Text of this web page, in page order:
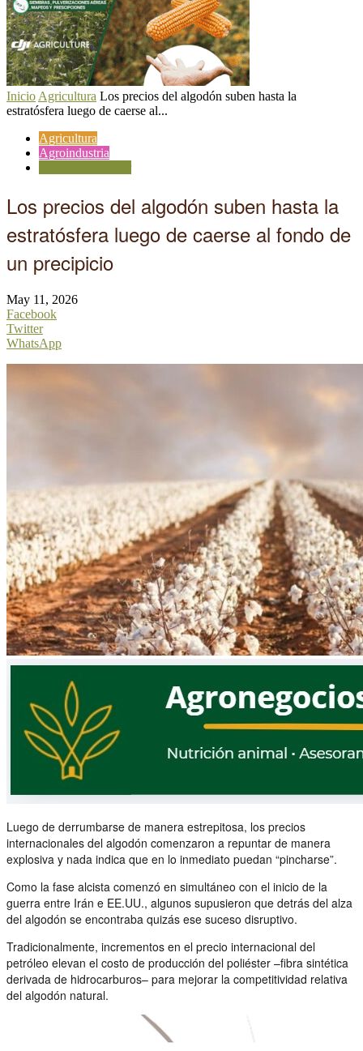
Inicio Agricultura Los precios del algodón suben hasta la
estratósfera luego de caerse al...
Agricultura
Agroindustria
Los precios del algodón suben hasta la
estratósfera luego de caerse al fondo de
un precipicio
May 11, 2026
Facebook
Twitter
WhatsApp
Luego de derrumbarse de manera estrepitosa, los precios
internacionales del algodón comenzaron a repuntar de manera
explosiva y nada indica que en lo inmediato puedan “pincharse”.
Como la fase alcista comenzó en simultáneo con el inicio de la
guerra entre Irán e EE.UU., algunos supusieron que detrás del alza
del algodón se encontraba quizás ese suceso disruptivo.
Tradicionalmente, incrementos en el precio internacional del
petróleo elevan el costo de producción del poliéster –fibra sintética
derivada de hidrocarburos– para mejorar la competitividad relativa
del algodón natural.